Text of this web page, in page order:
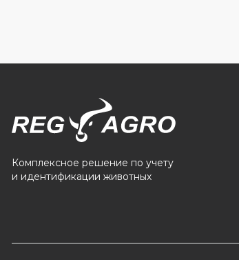
Комплексное решение по учету
и идентификации животных